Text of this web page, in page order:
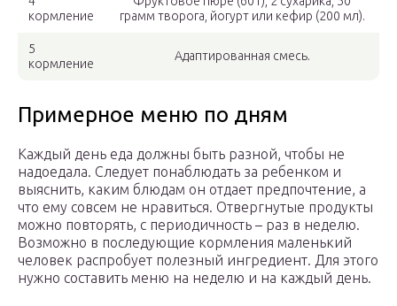
кормление
грамм творога, йогурт или кефир (200 мл).
5
кормление
Адаптированная смесь.
Примерное меню по дням
Каждый день еда должны быть разной, чтобы не
надоедала. Следует понаблюдать за ребенком и
выяснить, каким блюдам он отдает предпочтение, а
что ему совсем не нравиться. Отвергнутые продукты
можно повторять, с периодичность – раз в неделю.
Возможно в последующие кормления маленький
человек распробует полезный ингредиент. Для этого
нужно составить меню на неделю и на каждый день.